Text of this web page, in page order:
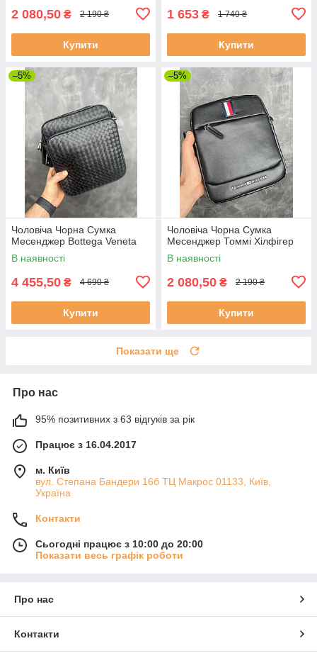
2 080,50 ₴ 2 190 ₴
Купити
1 653 ₴ 1 740 ₴
Купити
–5%
Чоловіча Чорна Сумка
Месенджер Bottega Veneta
В наявності
4 455,50 ₴ 4 690 ₴
Купити
–5%
Чоловіча Чорна Сумка
Месенджер Томмі Хілфігер
В наявності
2 080,50 ₴ 2 190 ₴
Купити
Показати ще
Про нас
95% позитивних з 63 відгуків за рік
Працює з 16.04.2017
м. Київ
вул. Степана Бандери 16б ТЦ Макрос 01133, Київ,
Україна
Контакти
Сьогодні працює з 10:00 до 20:00
Показати весь графік роботи
Про нас
Контакти